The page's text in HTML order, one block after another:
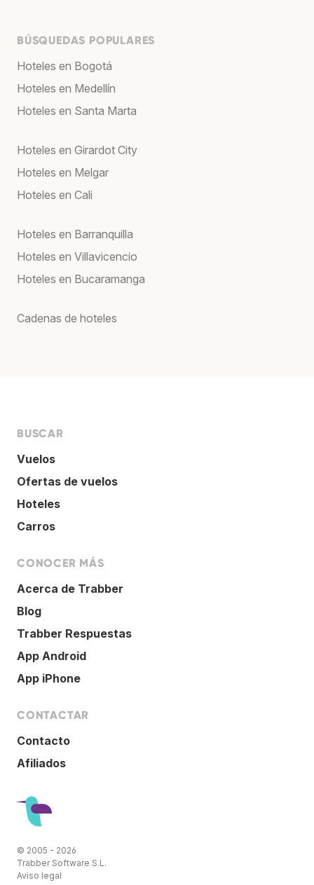
BÚSQUEDAS POPULARES
Hoteles en Bogotá
Hoteles en Medellín
Hoteles en Santa Marta
Hoteles en Girardot City
Hoteles en Melgar
Hoteles en Cali
Hoteles en Barranquilla
Hoteles en Villavicencio
Hoteles en Bucaramanga
Cadenas de hoteles
BUSCAR
Vuelos
Ofertas de vuelos
Hoteles
Carros
CONOCER MÁS
Acerca de Trabber
Blog
Trabber Respuestas
App Android
App iPhone
CONTACTAR
Contacto
Afiliados
© 2005 - 2026
Trabber Software S.L.
Aviso legal